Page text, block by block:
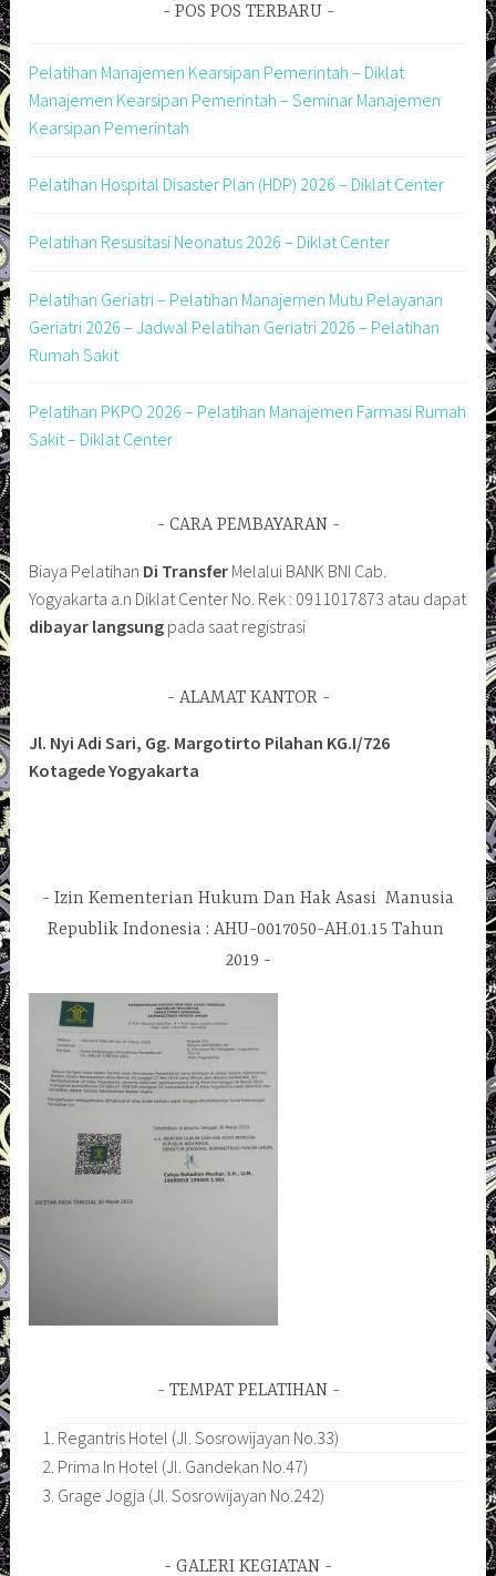
POS POS TERBARU
Pelatihan Manajemen Kearsipan Pemerintah – Diklat
Manajemen Kearsipan Pemerintah – Seminar Manajemen
Kearsipan Pemerintah
Pelatihan Hospital Disaster Plan (HDP) 2026 – Diklat Center
Pelatihan Resusitasi Neonatus 2026 – Diklat Center
Pelatihan Geriatri – Pelatihan Manajemen Mutu Pelayanan
Geriatri 2026 – Jadwal Pelatihan Geriatri 2026 – Pelatihan
Rumah Sakit
Pelatihan PKPO 2026 – Pelatihan Manajemen Farmasi Rumah
Sakit – Diklat Center
CARA PEMBAYARAN
Biaya Pelatihan Di Transfer Melalui BANK BNI Cab.
Yogyakarta a.n Diklat Center No. Rek : 0911017873 atau dapat
dibayar langsung pada saat registrasi
ALAMAT KANTOR
Jl. Nyi Adi Sari, Gg. Margotirto Pilahan KG.I/726
Kotagede Yogyakarta
Izin Kementerian Hukum Dan Hak Asasi Manusia
Republik Indonesia : AHU-0017050-AH.01.15 Tahun
2019
TEMPAT PELATIHAN
Regantris Hotel (Jl. Sosrowijayan No.33)
Prima In Hotel (Jl. Gandekan No.47)
Grage Jogja (Jl. Sosrowijayan No.242)
GALERI KEGIATAN